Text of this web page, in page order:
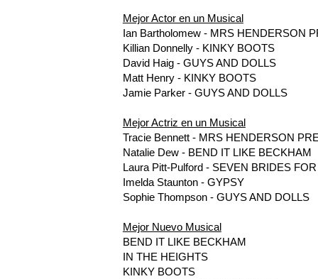
Mejor Actor en un Musical
Ian Bartholomew - MRS HENDERSON
Killian Donnelly - KINKY BOOTS
David Haig - GUYS AND DOLLS
Matt Henry - KINKY BOOTS
Jamie Parker - GUYS AND DOLLS
Mejor Actriz en un Musical
Tracie Bennett - MRS HENDERSON
Natalie Dew - BEND IT LIKE BECKHAM
Laura Pitt-Pulford - SEVEN BRIDES
Imelda Staunton - GYPSY
Sophie Thompson - GUYS AND DOLLS
Mejor Nuevo Musical
BEND IT LIKE BECKHAM
IN THE HEIGHTS
KINKY BOOTS